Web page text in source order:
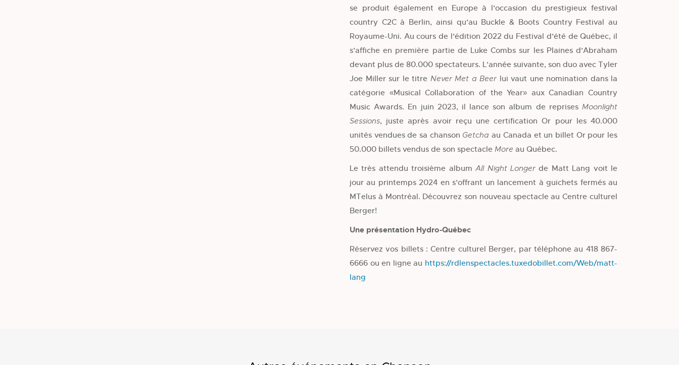
se produit également en Europe à l’occasion du prestigieux festival
country C2C à Berlin, ainsi qu’au Buckle & Boots Country Festival au
Royaume-Uni. Au cours de l’édition 2022 du Festival d’été de Québec, il
s’affiche en première partie de Luke Combs sur les Plaines d’Abraham
devant plus de 80.000 spectateurs. L’année suivante, son duo avec Tyler
Joe Miller sur le titre Never Met a Beer lui vaut une nomination dans la
catégorie «Musical Collaboration of the Year» aux Canadian Country
Music Awards. En juin 2023, il lance son album de reprises Moonlight
Sessions, juste après avoir reçu une certification Or pour les 40.000
unités vendues de sa chanson Getcha au Canada et un billet Or pour les
50.000 billets vendus de son spectacle More au Québec.
Le très attendu troisième albumAll Night Longerde Matt Lang voit le
jour au printemps 2024 en s’offrant un lancement à guichets fermés au
MTelus à Montréal. Découvrez son nouveau spectacle au Centre culturel
Berger!
Une présentation Hydro-Québec
Réservez vos billets : Centre culturel Berger, par téléphone au 418 867-
6666 ou en ligne au https://rdlenspectacles.tuxedobillet.com/Web/matt-
lang